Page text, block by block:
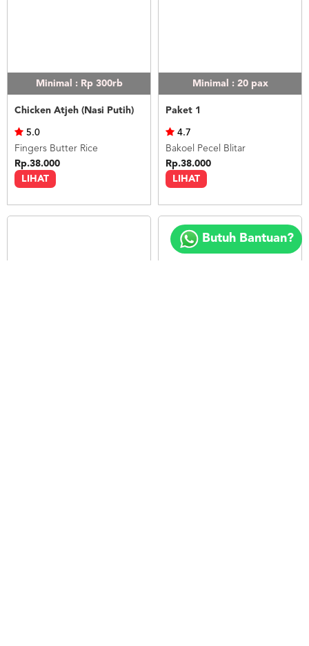
Copyright
Minimal : Rp 300rb
Chicken Atjeh (Nasi Putih)
LIHAT
5.0
Fingers Butter Rice
Rp.38.000
Minimal : 20 pax
Paket 1
LIHAT
4.7
Bakoel Pecel Blitar
Rp.38.000
Butuh Bantuan?